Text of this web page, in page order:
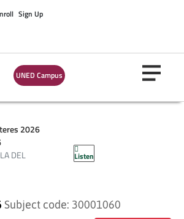
Sign Up
UNED Campus
2026
DEL
Listen
DEL
Subject code: 30001060